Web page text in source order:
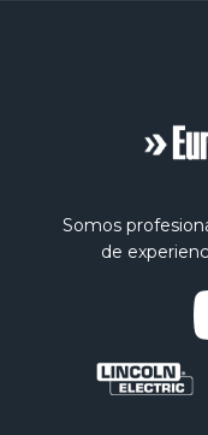
Somos
de